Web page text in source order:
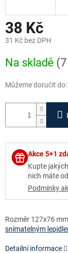
38 Kč
31 Kč bez DPH
cena:
Na skladě
Můžeme doručit do:
Akce 5+1
Kupte
nich máte
Podmínky
Rozměr 127x76
snímatelným
Detailní informace